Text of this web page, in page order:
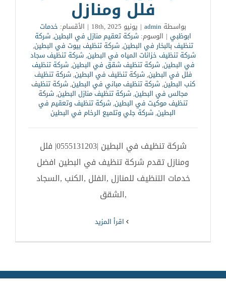
فلل ومنازل
بواسطة admin
| يونيو 18th, 2025 | الأقسام: خدمات
ابوظبي | الوسوم: شركة تعقيم منازل في البطين,شركة
تنظيف بالبخار في البطين,شركة تنظيف بيوت في البطين,
شركة تنظيف خزانات المياه في البطين,شركة تنظيف سجاد
في البطين,شركة تنظيف شقق في البطين,شركة تنظيف
فلل في البطين,شركة تنظيف في البطين,شركة تنظيف
كنب البطين,شركة تنظيف مباني في البطين,شركة تنظيف
مجالس في البطين,شركة تنظيف منازل البطين,شركة
تنظيف موكيت في البطين,شركة تنظيف وتعقيم في
البطين,شركة جلي وتلميع الرخام في البطين
شركة تنظيف في البطين |0555131203| فلل
ومنازل تقدم شركة تنظيف في البطين افضل
خدمات التنظيف للمنازل ,الفلل ,الكنب ,السجاد
,الشقق